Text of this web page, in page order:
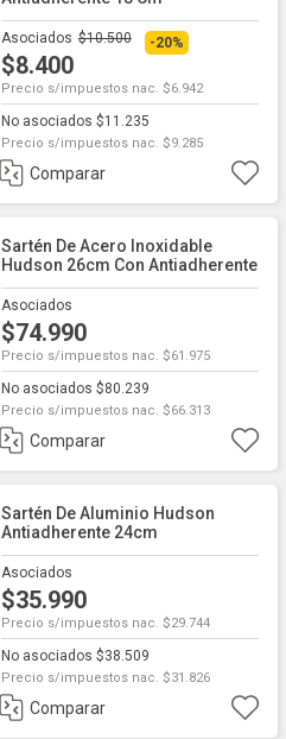
Asociados $10.500
$8.400
-20%
Precio s/impuestos nac. $6.942
No asociados $11.235
Precio s/impuestos nac. $9.285
Comparar
Sartén De Acero Inoxidable
Hudson 26cm Con Antiadherente
Asociados
$74.990
Precio s/impuestos nac. $61.975
No asociados $80.239
Precio s/impuestos nac. $66.313
Comparar
Sartén De Aluminio Hudson
Antiadherente 24cm
Asociados
$35.990
Precio s/impuestos nac. $29.744
No asociados $38.509
Precio s/impuestos nac. $31.826
Comparar